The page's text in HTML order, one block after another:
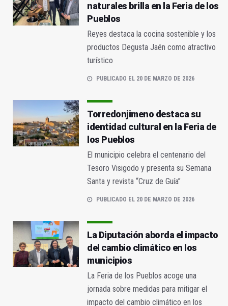
naturales brilla en la Feria de los
Pueblos
Reyes destaca la cocina sostenible y los
productos Degusta Jaén como atractivo
turístico
PUBLICADO EL 20 DE MARZO DE 2026
Torredonjimeno destaca su
identidad cultural en la Feria de
los Pueblos
El municipio celebra el centenario del
Tesoro Visigodo y presenta su Semana
Santa y revista “Cruz de Guía”
PUBLICADO EL 20 DE MARZO DE 2026
La Diputación aborda el impacto
del cambio climático en los
municipios
La Feria de los Pueblos acoge una
jornada sobre medidas para mitigar el
impacto del cambio climático en los